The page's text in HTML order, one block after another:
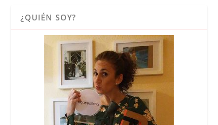
¿QUIÉN SOY?